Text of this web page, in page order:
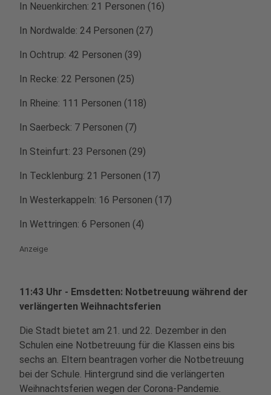
In Neuenkirchen: 21 Personen (16)
In Nordwalde: 24 Personen (27)
In Ochtrup: 42 Personen (39)
In Recke: 22 Personen (25)
In Rheine: 111 Personen (118)
In Saerbeck: 7 Personen (7)
In Steinfurt: 23 Personen (29)
In Tecklenburg: 21 Personen (17)
In Westerkappeln: 16 Personen (17)
In Wettringen: 6 Personen (4)
Anzeige
11:43 Uhr - Emsdetten: Notbetreuung während der
verlängerten Weihnachtsferien
Die Stadt bietet am 21. und 22. Dezember in den
Schulen eine Notbetreuung für die Klassen eins bis
sechs an. Eltern beantragen vorher die Notbetreuung
bei der Schule. Hintergrund sind die verlängerten
Weihnachtsferien wegen der Corona-Pandemie.